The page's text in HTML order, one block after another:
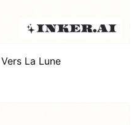
La Lune